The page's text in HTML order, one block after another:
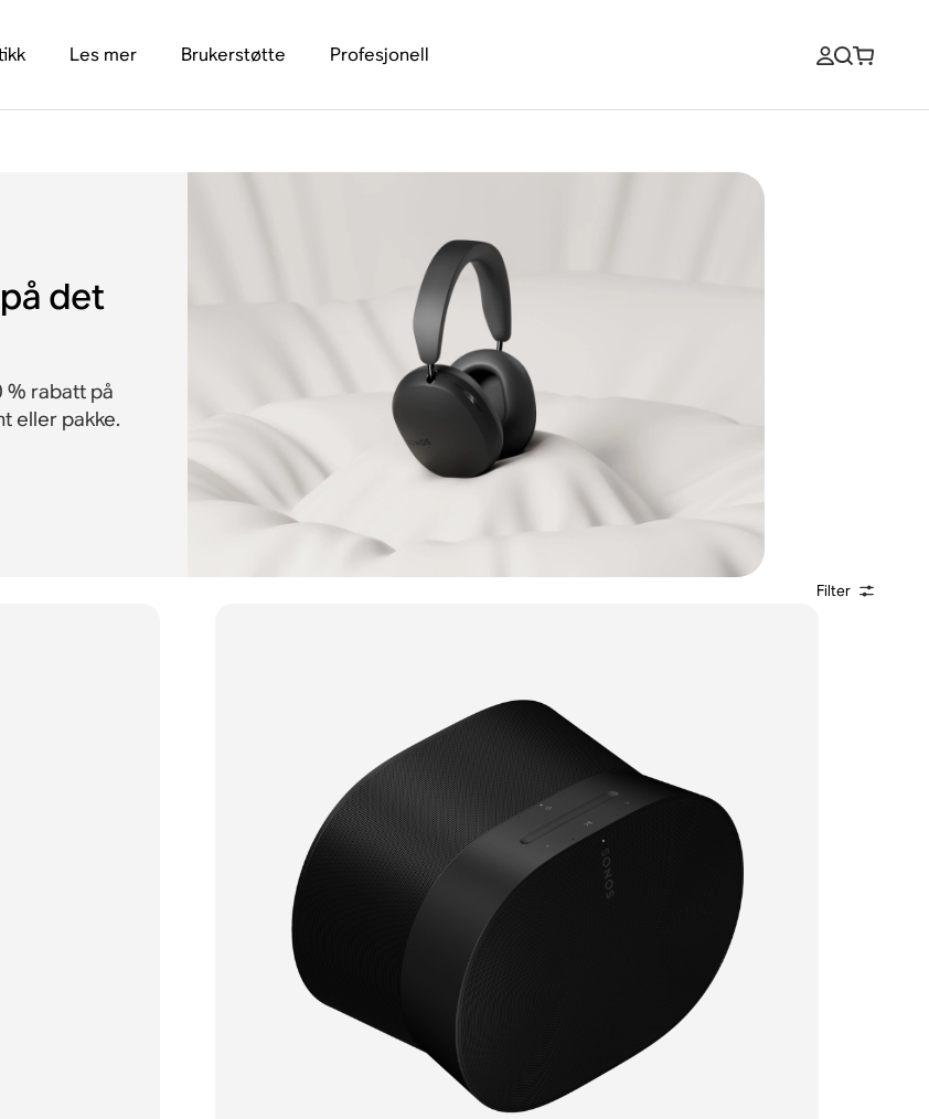
Les mer Brukerstøtte Profesjonell
det
% rabatt på
eller pakke.
Filter